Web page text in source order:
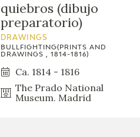
quiebros (dibujo
preparatorio)
DRAWINGS
BULLFIGHTING(PRINTS AND
DRAWINGS , 1814-1816)
Ca. 1814 - 1816
The Prado National
Museum. Madrid